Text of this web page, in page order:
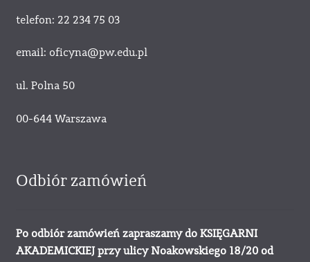
telefon: 22 234 75 03
email: oficyna@pw.edu.pl
ul. Polna 50
00-644 Warszawa
Odbiór zamówień
Po odbiór zamówień zapraszamy do KSIĘGARNI
AKADEMICKIEJ przy ulicy Noakowskiego 18/20 od